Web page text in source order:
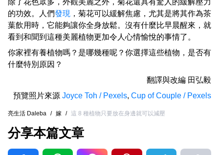
除了花色眾多，外觀美麗之外，菊花還具有驚人的緩解壓力
的功效。人們發現 ，菊花可以緩解焦慮，尤其是將其作為茶
葉飲用時，它能夠讓你全身放鬆。沒有什麼比早晨醒來，就
看到和聞到這種美麗植物更加令人心情愉悅的事情了。
你家裡有養植物嗎？是哪幾種呢？你選擇這些植物，是否有
什麼特別原因？
翻譯與改編 田弘毅
預覽照片來源 Joyce Toh / Pexels, Cup of Couple / Pexels
亮生活 Daleba / 嫁 / 這 8 種植物只要放在身邊就可以減壓
分享本篇文章